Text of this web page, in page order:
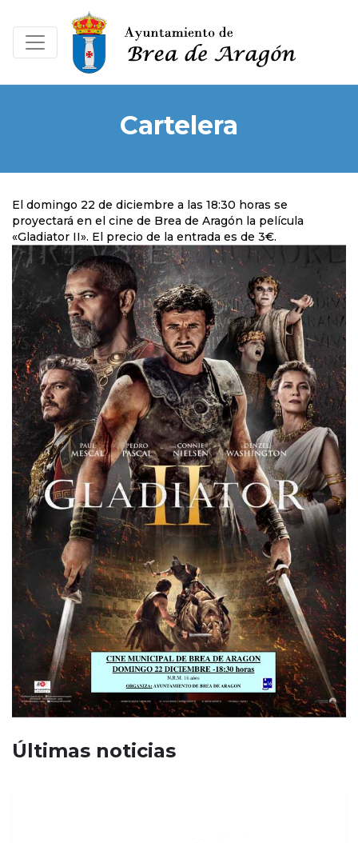
Cartelera
El domingo 22 de diciembre a las 18:30 horas se
proyectará en el cine de Brea de Aragón la película
«Gladiator II». El precio de la entrada es de 3€.
Últimas noticias